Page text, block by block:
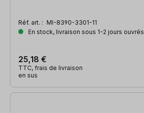
Réf. art. : MI-8390-3301-11
En stock, livraison sous 1-2 jours ouvrés
25,18 €
TTC, frais de livraison
en sus